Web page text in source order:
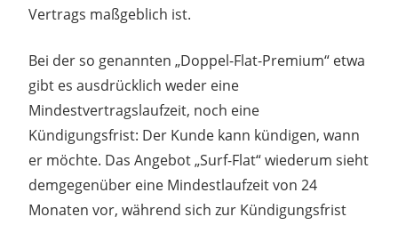
Vertrags maßgeblich ist.
Bei der so genannten „Doppel-Flat-Premium“ etwa
gibt es ausdrücklich weder eine
Mindestvertragslaufzeit, noch eine
Kündigungsfrist: Der Kunde kann kündigen, wann
er möchte. Das Angebot „Surf-Flat“ wiederum sieht
demgegenüber eine Mindestlaufzeit von 24
Monaten vor, während sich zur Kündigungsfrist